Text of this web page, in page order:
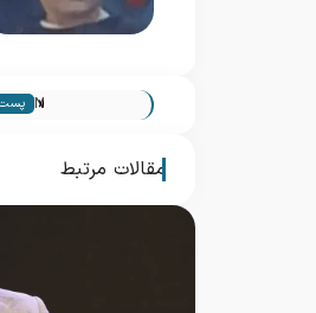
«
مقالات مرتبط